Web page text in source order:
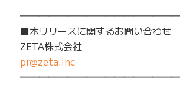
■本リリースに関するお問い合わせ
ZETA株式会社
pr@zeta.inc